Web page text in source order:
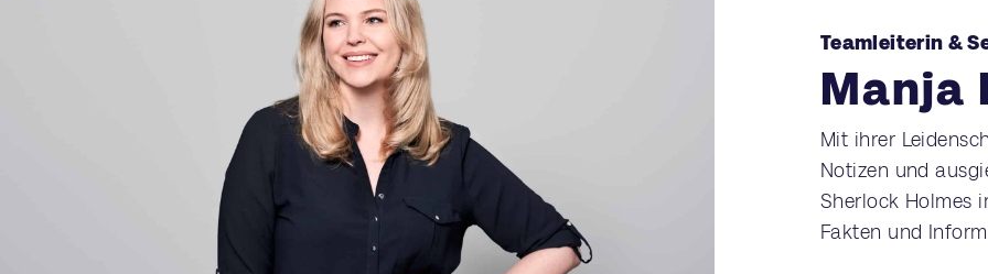
Teamleiterin &
Manja
Mit ihrer
Notizen und
Sherlock Holmes
Fakten und